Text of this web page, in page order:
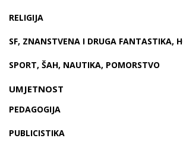
RELIGIJA
SF, ZNANSTVENA I DRUGA FANTASTIKA,
SPORT, ŠAH, NAUTIKA, POMORSTVO
UMJETNOST
PEDAGOGIJA
PUBLICISTIKA